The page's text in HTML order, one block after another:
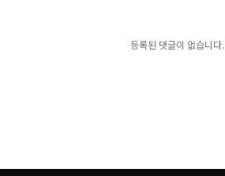
등록된 댓글이 없습니다.